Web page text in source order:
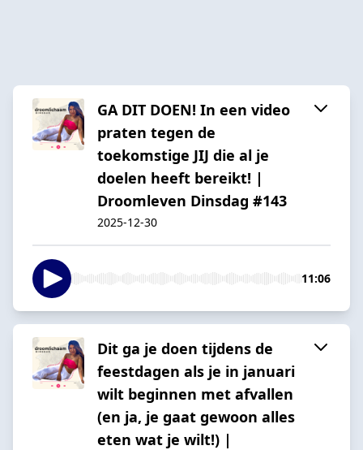
GA DIT DOEN! In een video
praten tegen de
toekomstige JIJ die al je
doelen heeft bereikt! |
Droomleven Dinsdag #143
2025-12-30
11:06
Dit ga je doen tijdens de
feestdagen als je in januari
wilt beginnen met afvallen
(en ja, je gaat gewoon alles
eten wat je wilt!) |